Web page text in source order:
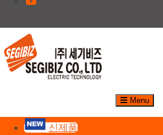
주식회사 세
산업자재, 신호기기 생산전문 업체
Menu
신제품